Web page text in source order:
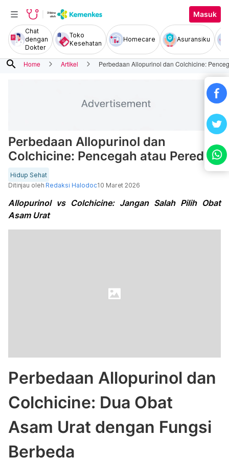
Masuk
Chat
dengan
Dokter
Toko
Kesehatan
Homecare Asuransiku
search Home Artikel Perbedaan Allopurinol dan Colchicine:
Perbedaan Allopurinol dan
Colchicine: Pencegah atau Pereda?
Hidup Sehat
Ditinjau oleh Redaksi Halodoc10 Maret 2026
Allopurinol vs Colchicine: Jangan Salah Pilih Obat
Asam Urat
Perbedaan Allopurinol dan
Colchicine: Dua Obat
Asam Urat dengan Fungsi
Berbeda